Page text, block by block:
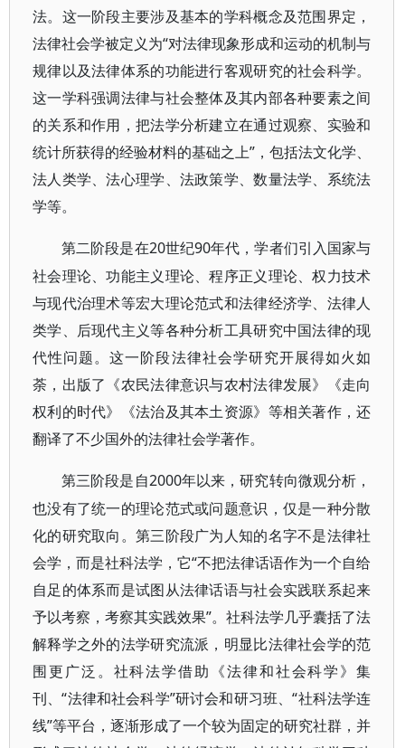
法。这一阶段主要涉及基本的学科概念及范围界定，
法律社会学被定义为“对法律现象形成和运动的机制与
规律以及法律体系的功能进行客观研究的社会科学。
这一学科强调法律与社会整体及其内部各种要素之间
的关系和作用，把法学分析建立在通过观察、实验和
统计所获得的经验材料的基础之上”，包括法文化学、
法人类学、法心理学、法政策学、数量法学、系统法
学等。
第二阶段是在20世纪90年代，学者们引入国家与
社会理论、功能主义理论、程序正义理论、权力技术
与现代治理术等宏大理论范式和法律经济学、法律人
类学、后现代主义等各种分析工具研究中国法律的现
代性问题。这一阶段法律社会学研究开展得如火如
荼，出版了《农民法律意识与农村法律发展》《走向
权利的时代》《法治及其本土资源》等相关著作，还
翻译了不少国外的法律社会学著作。
第三阶段是自2000年以来，研究转向微观分析，
也没有了统一的理论范式或问题意识，仅是一种分散
化的研究取向。第三阶段广为人知的名字不是法律社
会学，而是社科法学，它“不把法律话语作为一个自给
自足的体系而是试图从法律话语与社会实践联系起来
予以考察，考察其实践效果”。社科法学几乎囊括了法
解释学之外的法学研究流派，明显比法律社会学的范
围更广泛。社科法学借助《法律和社会科学》集
刊、“法律和社会科学”研讨会和研习班、“社科法学连
线”等平台，逐渐形成了一个较为固定的研究社群，并